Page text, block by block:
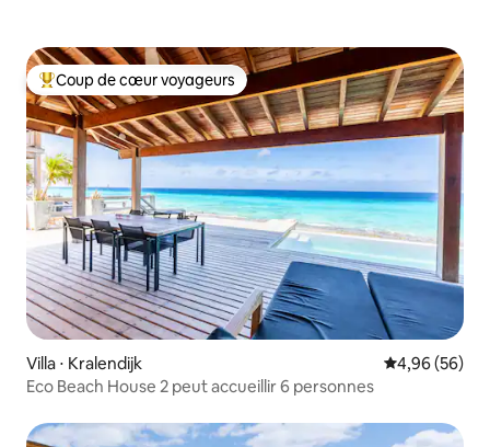
Coups de cœur voyageurs les plus appréciés
Coup de cœur voyageurs
Villa ⋅ Kralendijk Évaluation
4,96 (56)
Eco Beach House 2 peut accueillir 6 personnes